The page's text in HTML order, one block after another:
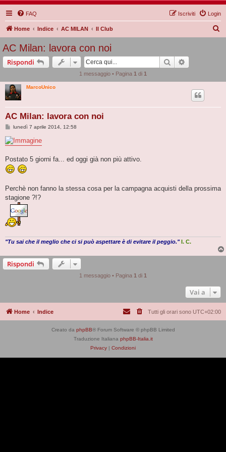
FAQ Login
Iscriviti
Home Indice AC MILAN Il Club
AC Milan: lavora con noi
Rispondi Cerca
1 messaggio • Pagina 1 di 1
MarcoUnico
AC Milan: lavora con noi
M
s
s
g
i
o
lunedì 7 aprile 2014, 12:58
Postato 5 giorni fa... ed oggi già non più attivo.
Perchè non fanno la stessa cosa per la campagna acquisti della prossima
stagione ?!?
"Tu sai che il meglio che ci si può aspettare è di evitare il peggio."I. C.
Rispondi
1 messaggio • Pagina 1 di 1
Vai a
Home Indice Tutti gli orari sono UTC+02:00
Creato da phpBB® Forum Software © phpBB Limited
Traduzione Italiana phpBB-Italia.it
Privacy | Condizioni